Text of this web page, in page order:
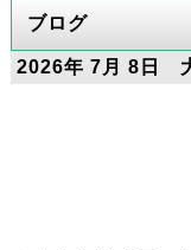
ブログ
2026年 7月 8日